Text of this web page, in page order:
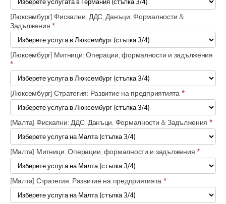
[Люксембург] Фискални: ДДС, Данъци, Формалности &
Задължения*
[Люксембург] Митници: Операции, формалности и задължения
*
[Люксембург] Стратегия: Развитие на предприятията *
[Малта] Фискални: ДДС, Данъци, Формалности & Задължения *
[Малта] Митници: Операции, формалности и задължения *
[Малта] Стратегия: Развитие на предприятията *